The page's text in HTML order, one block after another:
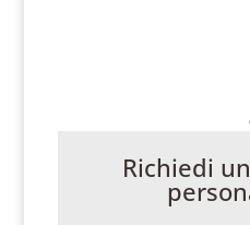
Richiedi